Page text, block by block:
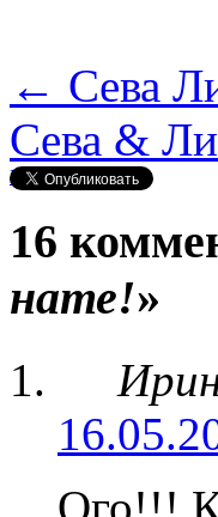
← Сева
Сева &
Нравится
16
нате!»
Ого!!!